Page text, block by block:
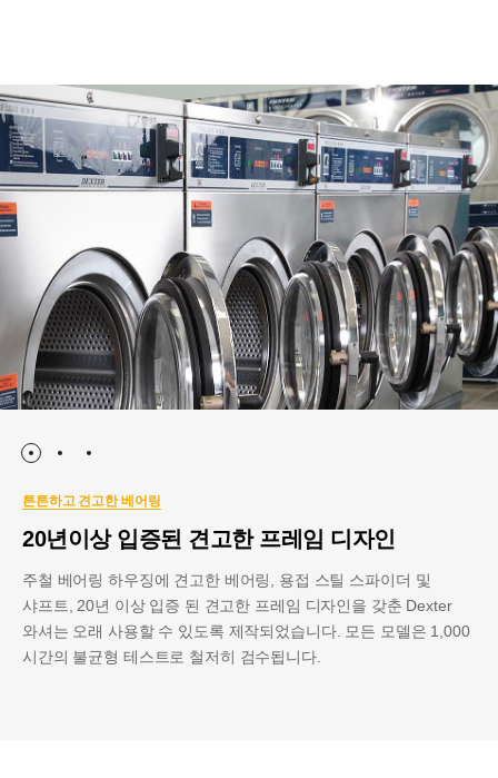
튼튼하고 견고한 베어링
20년이상 입증된 견고한 프레임 디자인
주철 베어링 하우징에 견고한 베어링, 용접 스틸 스파이더 및
샤프트, 20년 이상 입증 된 견고한 프레임 디자인을 갖춘 Dexter
와셔는 오래 사용할 수 있도록 제작되었습니다. 모든 모델은 1,000
시간의 불균형 테스트로 철저히 검수됩니다.